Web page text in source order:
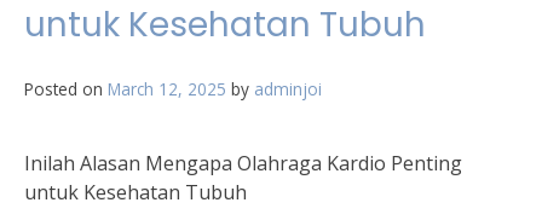
untuk Kesehatan Tubuh
Posted on March 12, 2025 by adminjoi
Inilah Alasan Mengapa Olahraga Kardio Penting
untuk Kesehatan Tubuh